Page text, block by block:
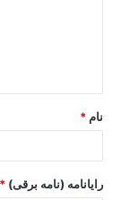
*
نام *
رایانامه (نامه برقی) *